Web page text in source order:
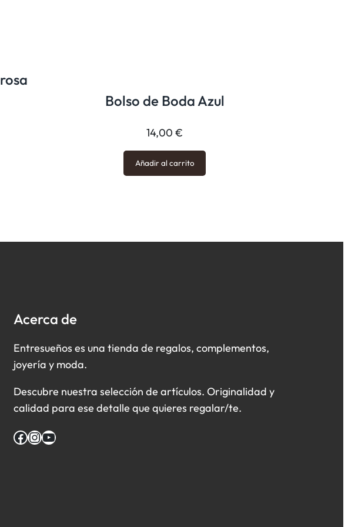
Bolso de Boda Azul
14,00 €
Añadir al carrito
Acerca de
Entresueños es una tienda de regalos, complementos,
joyería y moda.
Descubre nuestra selección de artículos. Originalidad y
calidad para ese detalle que quieres regalar/te.
Facebook InstagramYouTube